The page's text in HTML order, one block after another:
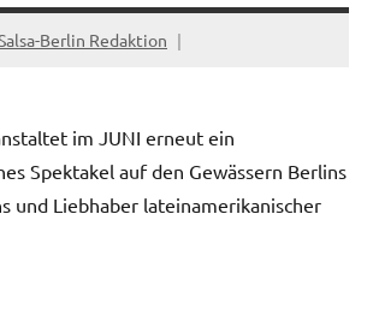
Berlin Redaktion
im JUNI erneut ein
Spektakel auf den Gewässern Berlins
und Liebhaber lateinamerikanischer